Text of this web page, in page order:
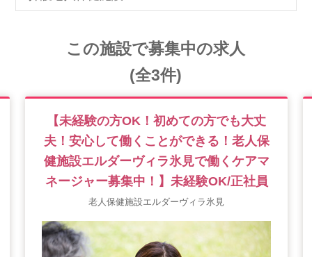
この施設で募集中の求人
(全3件)
【未経験の方OK！初めての方でも大丈
夫！安心して働くことができる！老人保
健施設エルダーヴィラ氷見で働くケアマ
ネージャー募集中！】未経験OK/正社員
老人保健施設エルダーヴィラ氷見